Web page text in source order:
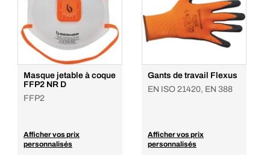
Masque jetable à coque
FFP2 NR D
FFP2
Afficher vos prix
personnalisés
Gants de travail Flexus
EN ISO 21420, EN 388
Afficher vos prix
personnalisés